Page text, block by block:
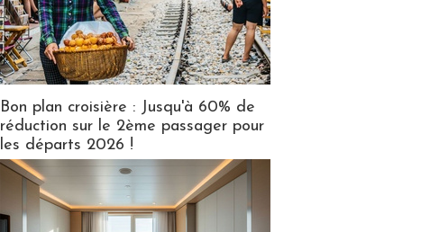
Bon plan croisière : Jusqu'à 60% de
réduction sur le 2ème passager pour
les départs 2026 !